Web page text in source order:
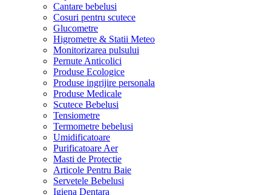
Cantare bebelusi
Cosuri pentru scutece
Glucometre
Higrometre & Statii Meteo
Monitorizarea pulsului
Pernute Anticolici
Produse Ecologice
Produse ingrijire personala
Produse Medicale
Scutece Bebelusi
Tensiometre
Termometre bebelusi
Umidificatoare
Purificatoare Aer
Masti de Protectie
Articole Pentru Baie
Servetele Bebelusi
Igiena Dentara